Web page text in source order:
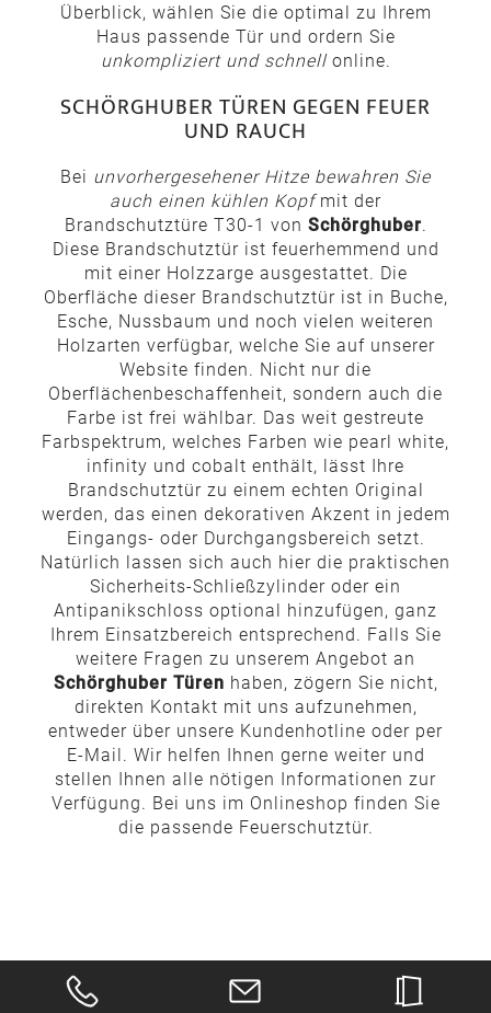
Überblick, wählen Sie die optimal zu Ihrem
Haus passende Tür und ordern Sie
unkompliziert und schnellonline.
SCHÖRGHUBER TÜREN GEGEN FEUER
UND RAUCH
Bei unvorhergesehener Hitze bewahren Sie
auch einen kühlen Kopfmit der
Brandschutztüre T30-1 von Schörghuber.
Diese Brandschutztür ist feuerhemmend und
mit einer Holzzarge ausgestattet. Die
Oberfläche dieser Brandschutztür ist in Buche,
Esche, Nussbaum und noch vielen weiteren
Holzarten verfügbar, welche Sie auf unserer
Website finden. Nicht nur die
Oberflächenbeschaffenheit, sondern auch die
Farbe ist frei wählbar. Das weit gestreute
Farbspektrum, welches Farben wie pearl white,
infinity und cobalt enthält, lässt Ihre
Brandschutztür zu einem echten Original
werden, das einen dekorativen Akzent in jedem
Eingangs- oder Durchgangsbereich setzt.
Natürlich lassen sich auch hier die praktischen
Sicherheits-Schließzylinder oder ein
Antipanikschloss optional hinzufügen, ganz
Ihrem Einsatzbereich entsprechend. Falls Sie
weitere Fragen zu unserem Angebot an
Schörghuber Türen haben, zögern Sie nicht,
direkten Kontakt mit uns aufzunehmen,
entweder über unsere Kundenhotline oder per
E-Mail. Wir helfen Ihnen gerne weiter und
stellen Ihnen alle nötigen Informationen zur
Verfügung. Bei uns im Onlineshop finden Sie
die passende Feuerschutztür.